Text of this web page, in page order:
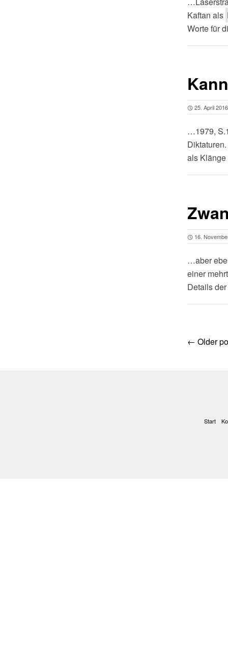
Kaftan als
Worte für
25. April 2016
…1979,
als
16.
…aber
einer
Details
Post
← Older
Start